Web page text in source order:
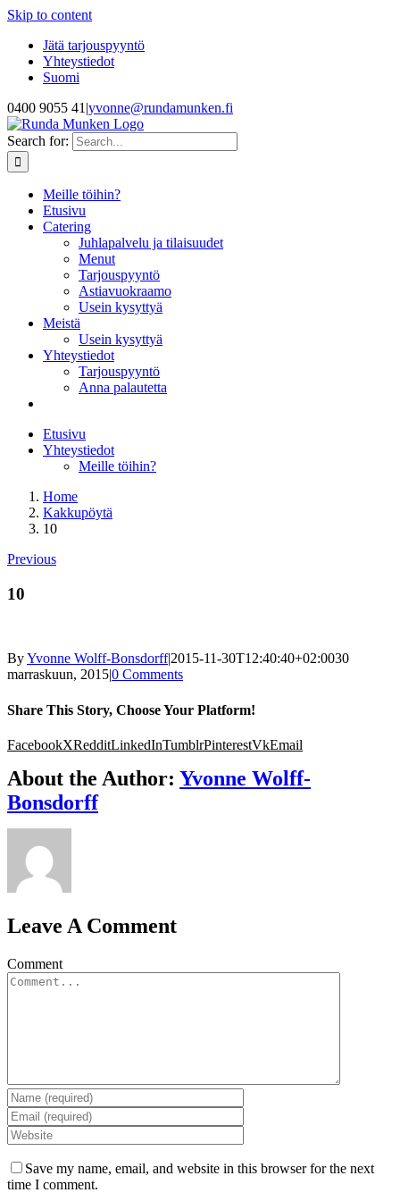
Skip to content
Jätä tarjouspyyntö
Yhteystiedot
Suomi
0400 9055 41 |yvonne@rundamunken.fi
Search for:
Meille töihin?
Etusivu
Catering
Juhlapalvelu ja tilaisuudet
Menut
Tarjouspyyntö
Astiavuokraamo
Usein kysyttyä
Meistä
Usein kysyttyä
Yhteystiedot
Tarjouspyyntö
Anna palautetta
Etusivu
Yhteystiedot
Meille töihin?
Home
Kakkupöytä
10
Previous
10
ByYvonne Wolff-Bonsdorff|2015-11-30T12:40:40+02:0030
marraskuun, 2015|0 Comments
Share This Story, Choose Your Platform!
FacebookXRedditLinkedInTumblrPinterestVkEmail
About the Author: Yvonne Wolff-
Bonsdorff
Leave A Comment
Comment
Save my name, email, and website in this browser for the next
time I comment.